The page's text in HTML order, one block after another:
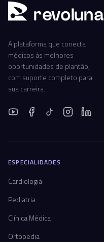
revoluna
A plataforma que conecta
médicos às melhores
oportunidades de plantão,
com suporte completo para
sua carreira.
ESPECIALIDADES
Cardiologia
Pediatria
Clínica Médica
Ortopedia